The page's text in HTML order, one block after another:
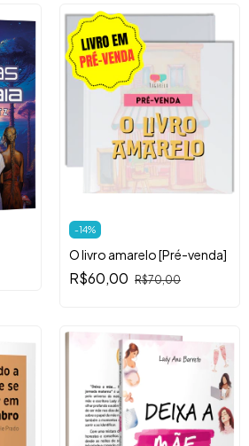
-14%
O livro amarelo [Pré-venda]
R$60,00 R$70,00